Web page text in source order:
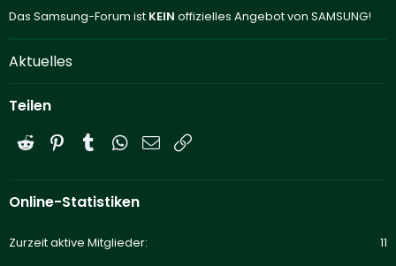
Das Samsung-Forum ist KEIN offizielles Angebot von SAMSUNG!
Aktuelles
Teilen
Reddit PinterestTumblrWhatsApp
E-Mail
Online-Statistiken
Zurzeit aktive Mitglieder 11